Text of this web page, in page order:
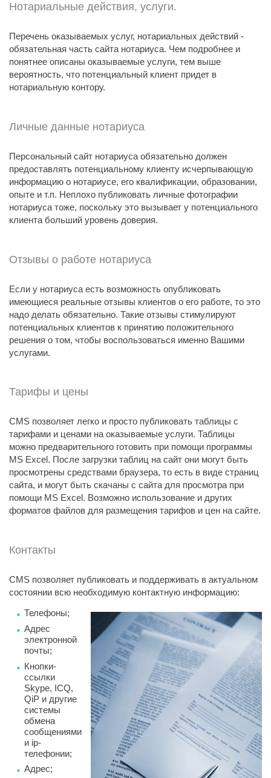
Нотариальные действия, услуги.
Перечень оказываемых услуг, нотариальных действий -
обязательная часть сайта нотариуса. Чем подробнее и
понятнее описаны оказываемые услуги, тем выше
вероятность, что потенциальный клиент придет в
нотариальную контору.
Личные данные нотариуса
Персональный сайт нотариуса обязательно должен
предоставлять потенциальному клиенту исчерпывающую
информацию о нотариусе, его квалификации, образовании,
опыте и т.п. Неплохо публиковать личные фотографии
нотариуса тоже, поскольку это вызывает у потенциального
клиента больший уровень доверия.
Отзывы о работе нотариуса
Если у нотариуса есть возможность опубликовать
имеющиеся реальные отзывы клиентов о его работе, то это
надо делать обязательно. Такие отзывы стимулируют
потенциальных клиентов к принятию положительного
решения о том, чтобы воспользоваться именно Вашими
услугами.
Тарифы и цены
CMS позволяет легко и просто публиковать таблицы с
тарифами и ценами на оказываемые услуги. Таблицы
можно предварительного готовить при помощи программы
MS Excel. После загрузки таблиц на сайт они могут быть
просмотрены средствами браузера, то есть в виде страниц
сайта, и могут быть скачаны с сайта для просмотра при
помощи MS Excel. Возможно использование и других
форматов файлов для размещения тарифов и цен на сайте.
Контакты
CMS позволяет публиковать и поддерживать в актуальном
состоянии всю необходимую контактную информацию:
Телефоны;
Адрес
электронной
почты;
Кнопки-
ссылки
Skype, ICQ,
QiP и другие
системы
обмена
сообщениями
и ip-
телефонии;
Адрес;